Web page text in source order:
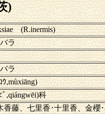
)
(R.inermis)
ラ
ラ
,mùxiāng)
科
藤、七里香･十里香、金櫻